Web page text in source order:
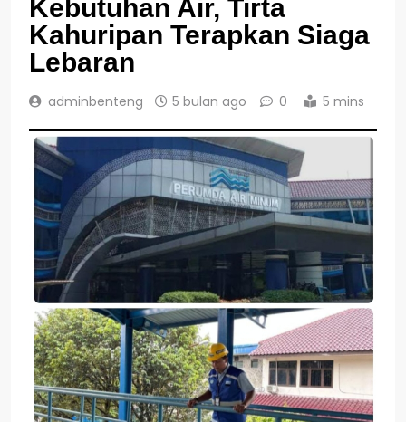
Kebutuhan Air, Tirta
Kahuripan Terapkan Siaga
Lebaran
adminbenteng 5 bulan ago 0 5 mins